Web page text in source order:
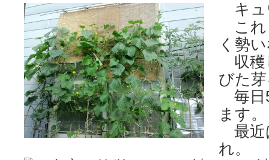
キュ
これ
く勢
収穫
びた
毎日
ます。
最近
れ。